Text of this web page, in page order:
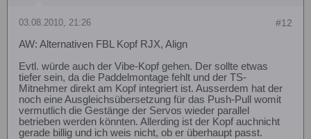
#12
03.08.2010, 21:26
AW: Alternativen FBL Kopf RJX, Align
Evtl. würde auch der Vibe-Kopf gehen. Der sollte etwas
tiefer sein, da die Paddelmontage fehlt und der TS-
Mitnehmer direkt am Kopf integriert ist. Ausserdem hat der
noch eine Ausgleichsübersetzung für das Push-Pull womit
vermutlich die Gestänge der Servos wieder parallel
betrieben werden könnten. Allerding ist der Kopf auchnicht
gerade billig und ich weis nicht, ob er überhaupt passt.